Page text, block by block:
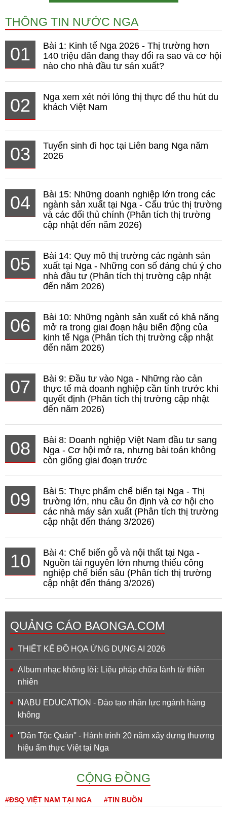
THÔNG TIN NƯỚC NGA
01
Bài 1: Kinh tế Nga 2026 - Thị trường hơn
140 triệu dân đang thay đổi ra sao và cơ hội
nào cho nhà đầu tư sản xuất?
02
Nga xem xét nới lỏng thị thực để thu hút du
khách Việt Nam
03
Tuyển sinh đi học tại Liên bang Nga năm
2026
04
Bài 15: Những doanh nghiệp lớn trong các
ngành sản xuất tại Nga - Cấu trúc thị trường
và các đối thủ chính (Phân tích thị trường
cập nhật đến năm 2026)
05
Bài 14: Quy mô thị trường các ngành sản
xuất tại Nga - Những con số đáng chú ý cho
nhà đầu tư (Phân tích thị trường cập nhật
đến năm 2026)
06
Bài 10: Những ngành sản xuất có khả năng
mở ra trong giai đoạn hậu biến động của
kinh tế Nga (Phân tích thị trường cập nhật
đến năm 2026)
07
Bài 9: Đầu tư vào Nga - Những rào cản
thực tế mà doanh nghiệp cần tính trước khi
quyết định (Phân tích thị trường cập nhật
đến năm 2026)
08
Bài 8: Doanh nghiệp Việt Nam đầu tư sang
Nga - Cơ hội mở ra, nhưng bài toán không
còn giống giai đoạn trước
09
Bài 5: Thực phẩm chế biến tại Nga - Thị
trường lớn, nhu cầu ổn định và cơ hội cho
các nhà máy sản xuất (Phân tích thị trường
cập nhật đến tháng 3/2026)
10
Bài 4: Chế biến gỗ và nội thất tại Nga -
Nguồn tài nguyên lớn nhưng thiếu công
nghiệp chế biến sâu (Phân tích thị trường
cập nhật đến tháng 3/2026)
QUẢNG CÁO BAONGA.COM
THIẾT KẾ ĐỒ HỌA ỨNG DỤNG AI 2026
Album nhạc không lời: Liệu pháp chữa lành từ thiên
nhiên
NABU EDUCATION - Đào tạo nhân lực ngành hàng
không
''Dân Tộc Quán'' - Hành trình 20 năm xây dựng thương
hiệu ẩm thực Việt tại Nga
CỘNG ĐỒNG
#ĐSQ VIỆT NAM TẠI NGA #TIN BUỒN